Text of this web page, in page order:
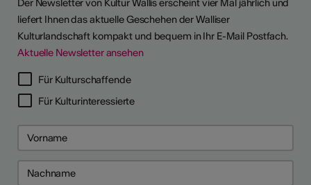
Der Newsletter von Kultur Wallis erscheint vier Mal jährlich und
liefert Ihnen das aktuelle Geschehen der Walliser
Kulturlandschaft kompakt und bequem in Ihr E-Mail Postfach.
Aktuelle Newsletter ansehen
Für Kulturschaffende
Für Kulturinteressierte